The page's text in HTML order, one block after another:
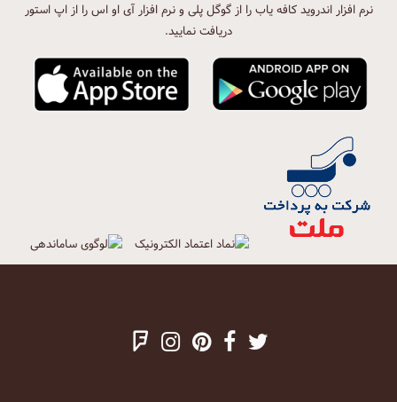
نرم افزار اندروید کافه یاب را از گوگل پلی و نرم افزار آی او اس را از اپ استور
دریافت نمایید.